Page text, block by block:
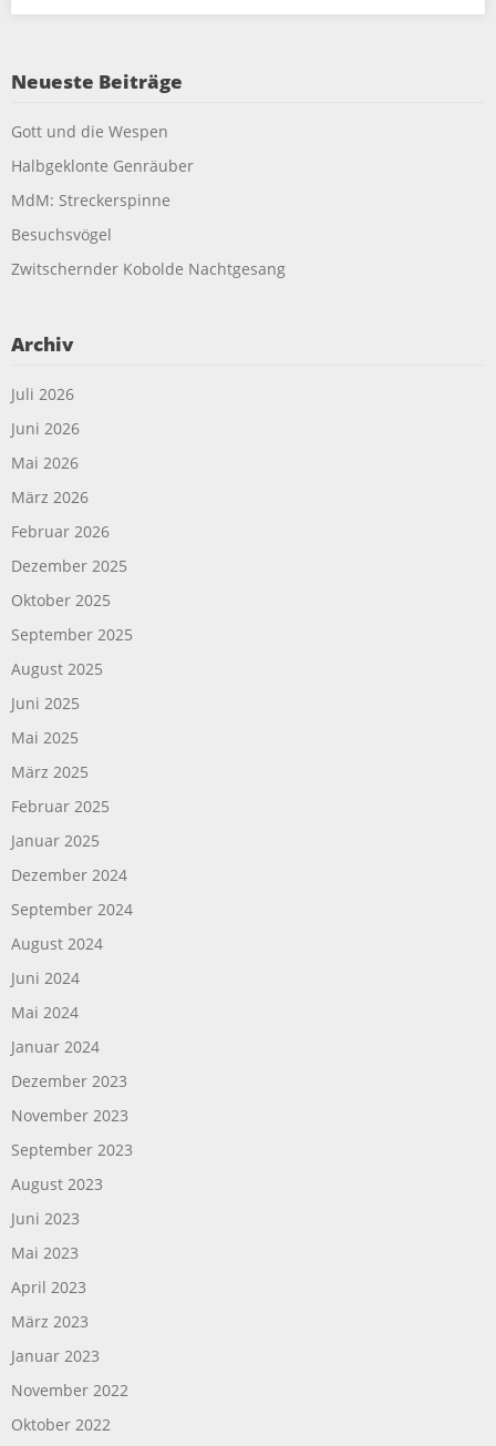
Neueste Beiträge
Gott und die Wespen
Halbgeklonte Genräuber
MdM: Streckerspinne
Besuchsvögel
Zwitschernder Kobolde Nachtgesang
Archiv
Juli 2026
Juni 2026
Mai 2026
März 2026
Februar 2026
Dezember 2025
Oktober 2025
September 2025
August 2025
Juni 2025
Mai 2025
März 2025
Februar 2025
Januar 2025
Dezember 2024
September 2024
August 2024
Juni 2024
Mai 2024
Januar 2024
Dezember 2023
November 2023
September 2023
August 2023
Juni 2023
Mai 2023
April 2023
März 2023
Januar 2023
November 2022
Oktober 2022